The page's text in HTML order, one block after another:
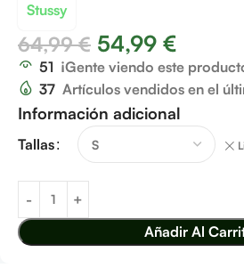
Stussy
64,99€ 54,99 €
51 ¡Gente viendo este
37 Artículos vendidos en el
Información adicional
Tallas
Añadir Al